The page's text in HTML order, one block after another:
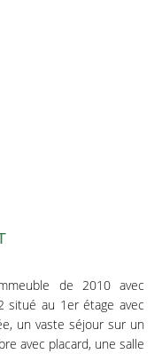
de 2010 avec
situé au 1er étage avec
un vaste séjour sur un
avec placard, une salle